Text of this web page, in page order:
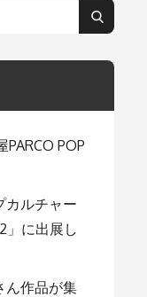
Search
PARCO POP
カルチャー
」に出展し
ん作品が集